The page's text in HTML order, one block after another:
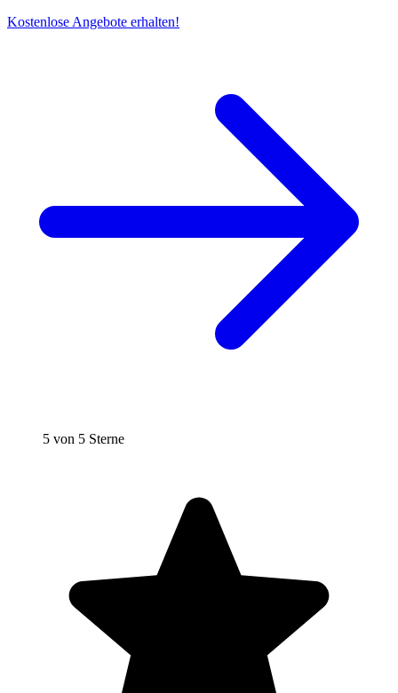
Kostenlose Angebote erhalten!
5 von 5 Sterne